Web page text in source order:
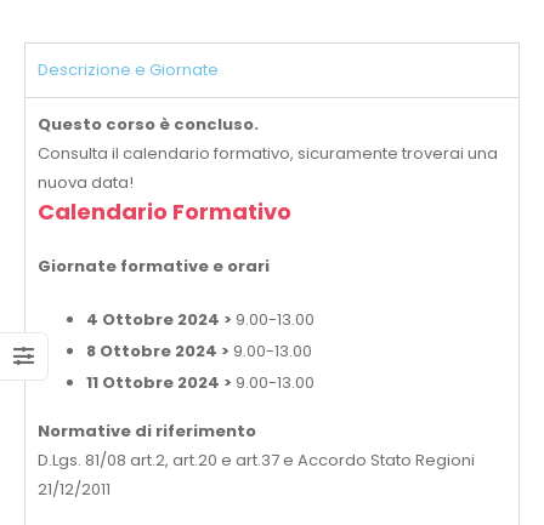
Descrizione e Giornate
Questo corso è concluso.
Consulta il calendario formativo, sicuramente troverai una
nuova data!
Calendario Formativo
Giornate formative e orari
4 Ottobre 2024 > 9.00-13.00
8 Ottobre 2024 > 9.00-13.00
11 Ottobre 2024 > 9.00-13.00
Normative di riferimento
D.Lgs. 81/08 art.2, art.20 e art.37 e Accordo Stato Regioni
21/12/2011